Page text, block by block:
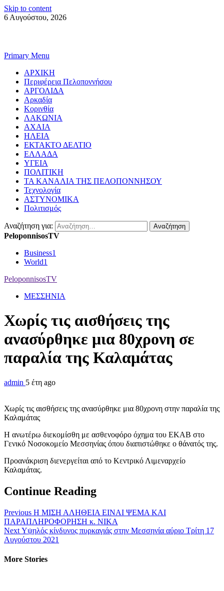
Skip to content
6 Αυγούστου, 2026
Primary Menu
ΑΡΧΙΚΗ
Περιφέρεια Πελοποννήσου
ΑΡΓΟΛΙΔΑ
Αρκαδία
Κορινθία
ΛΑΚΩΝΙΑ
ΑΧΑΙΑ
ΗΛΕΙΑ
ΕΚΤΑΚΤΟ ΔΕΛΤΙΟ
ΕΛΛΑΔΑ
ΥΓΕΙΑ
ΠΟΛΙΤΙΚΗ
ΤΑ ΚΑΝΑΛΙΑ ΤΗΣ ΠΕΛΟΠΟΝΝΗΣΟΥ
Τεχνολογία
ΑΣΤΥΝΟΜΙΚΑ
Πολιτισμός
Αναζήτηση για:
PeloponnisosTV
Business1
World1
PeloponnisosTV
ΜΕΣΣΗΝΙΑ
Χωρίς τις αισθήσεις της
ανασύρθηκε μια 80χρονη σε
παραλία της Καλαμάτας
admin 5 έτη ago
Χωρίς τις αισθήσεις της ανασύρθηκε μια 80χρονη στην παραλία της
Καλαμάτας
Η ανωτέρω διεκομίσθη με ασθενοφόρο όχημα του ΕΚΑΒ στο
Γενικό Νοσοκομείο Μεσσηνίας όπου διαπιστώθηκε ο θάνατός της.
Προανάκριση διενεργείται από το Κεντρικό Λιμεναρχείο
Καλαμάτας.
Continue Reading
Previous Η ΜΙΣΗ ΑΛΗΘΕΙΑ ΕΙΝΑΙ ΨΕΜΑ ΚΑΙ
ΠΑΡΑΠΛΗΡΟΦΟΡΗΣΗ κ. ΝΙΚΑ
Next Υψηλός κίνδυνος πυρκαγιάς στην Μεσσηνία αύριο Τρίτη 17
Αυγούστου 2021
More Stories